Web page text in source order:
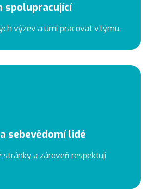
spolupracující
výzev a umí pracovat v týmu.
sebevědomí lidé
stránky a zároveň respektují